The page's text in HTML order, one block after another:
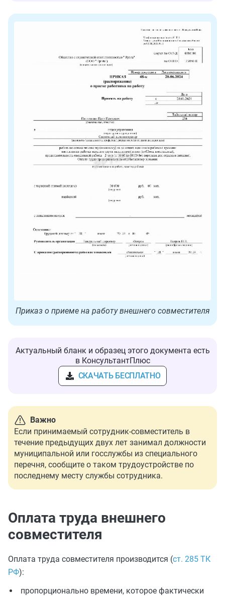
Приказ о приеме на работу внешнего совместителя
Актуальный бланк и образец этого документа есть
в КонсультантПлюс
СКАЧАТЬ БЕСПЛАТНО
Важно
Если принимаемый сотрудник-совместитель в
течение предыдущих двух лет занимал должности
муниципальной или госслужбы из специального
перечня, сообщите о таком трудоустройстве по
последнему месту службы сотрудника.
Оплата труда внешнего
совместителя
Оплата труда совместителя производится (ст. 285 ТК
РФ):
пропорционально времени, которое фактически